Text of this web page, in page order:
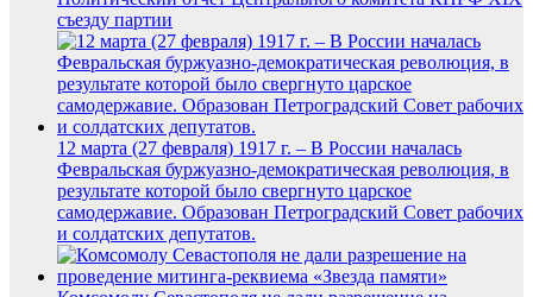
съезду партии
12 марта (27 февраля) 1917 г. – В России началась
Февральская буржуазно-демократическая революция, в
результате которой было свергнуто царское
самодержавие. Образован Петроградский Совет рабочих
и солдатских депутатов.